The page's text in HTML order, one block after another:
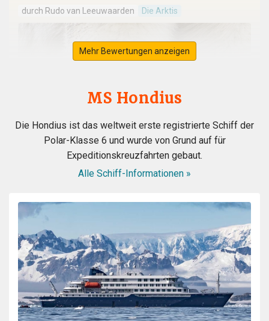
durch Rudo van Leeuwaarden Die Arktis
ongeloofelijke ervaring
Mehr Bewertungen anzeigen
MS Hondius
Die Hondius ist das weltweit erste registrierte Schiff der
Polar-Klasse 6 und wurde von Grund auf für
Expeditionskreuzfahrten gebaut.
Alle Schiff-Informationen »